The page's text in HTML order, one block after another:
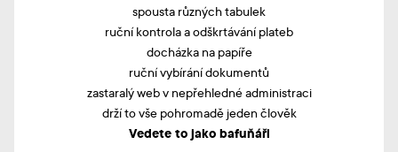
spousta různých tabulek
ruční kontrola a odškrtávání plateb
docházka na papíře
ruční vybírání dokumentů
zastaralý web v nepřehledné administraci
drží to vše pohromadě jeden člověk
Vedete to jako bafuňáři